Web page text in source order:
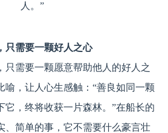
人。”
，只需要一颗好人之心
只需要一颗愿意帮助他人的好人之
喻，让人心生感触：“善良如同一颗
它，终将收获一片森林。”在船长的
、简单的事，它不需要什么豪言壮